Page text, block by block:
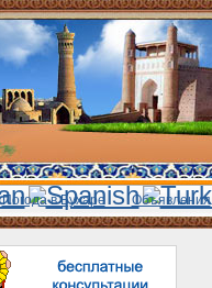
Погода в Бухаре Объявления